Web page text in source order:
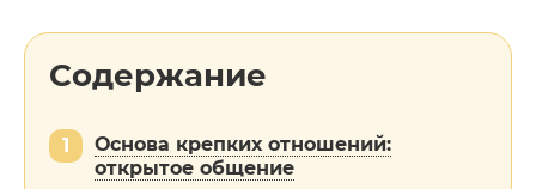
Содержание
1
Основа крепких отношений:
открытое общение